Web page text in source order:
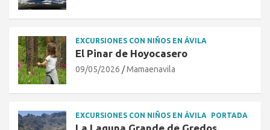
EXCURSIONES CON NIÑOS EN ÁVILA
El Pinar de Hoyocasero
09/05/2026 Mamaenavila
EXCURSIONES CON NIÑOS EN ÁVILA PORTADA